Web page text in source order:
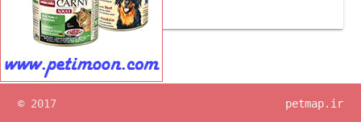
© 2017 petmap.ir